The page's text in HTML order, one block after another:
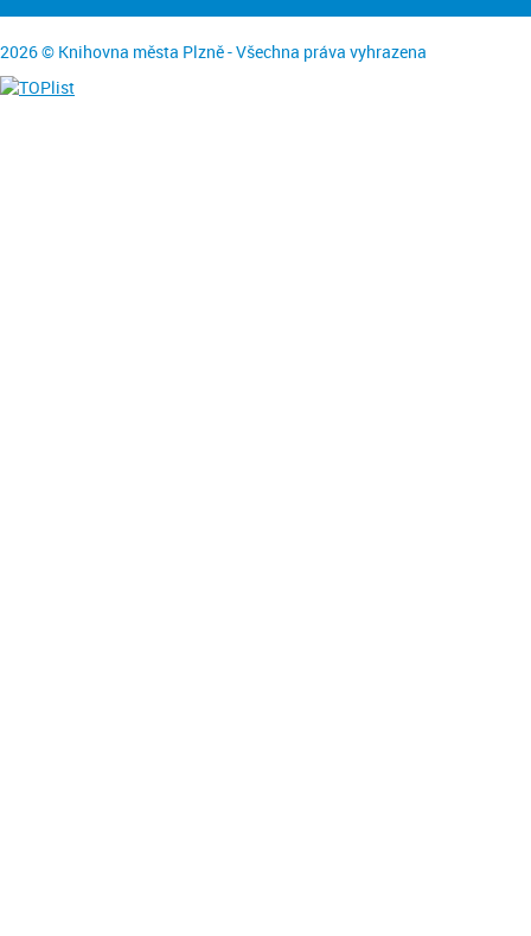
2026 © Knihovna města Plzně - Všechna práva vyhrazena